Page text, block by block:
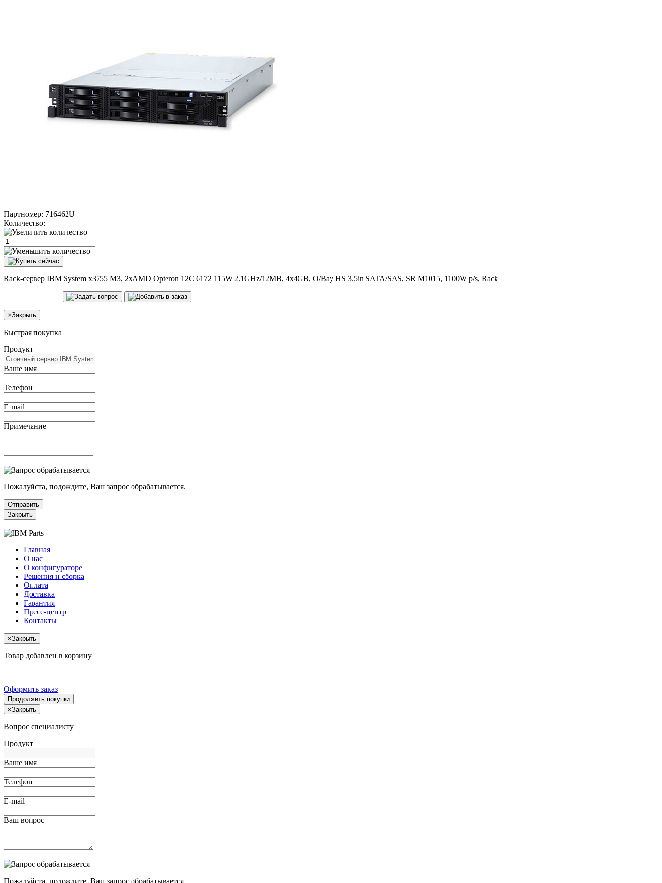
Партномер: 716462U
Количество:
Rack-сервер IBM System x3755 M3, 2xAMD Opteron 12C 6172 115W 2.1GHz/12MB, 4x4GB, O/Bay HS 3.5in SATA/SAS, SR M1015, 1100W p/s, Rack
×Закрыть
Быстрая покупка
Продукт
Ваше имя
Телефон
E-mail
Примечание
Пожалуйста, подождите, Ваш запрос обрабатывается.
Отправить
Закрыть
Главная
О нас
О конфигураторе
Решения и сборка
Оплата
Доставка
Гарантия
Пресс-центр
Контакты
×Закрыть
Товар добавлен в корзину
Оформить заказ
Продолжить покупки
×Закрыть
Вопрос специалисту
Продукт
Ваше имя
Телефон
E-mail
Ваш вопрос
Пожалуйста, подождите, Ваш запрос обрабатывается.